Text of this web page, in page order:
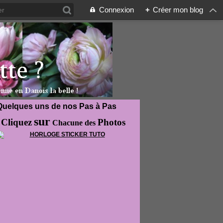
Connexion + Créer mon blog
uns de nos Pas à Pas
Cliquezsur Chacune des Photos